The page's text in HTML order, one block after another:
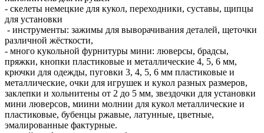
- скелеты немецкие для кукол, переходники, суставы, щипцы
для установки
- инструменты: зажимы для выворачивания деталей, щеточки
различной жёсткости,
- много кукольной фурнитуры мини: люверсы, брадсы,
пряжки, кнопки пластиковые и металлические 4, 5, 6 мм,
крючки для одежды, пуговки 3, 4, 5, 6 мм пластиковые и
металлические, очки для игрушек и кукол разных размеров,
заклепки и хольнитены от 2 до 5 мм, звездочки для установки
мини люверсов, миини молнии для кукол металлические и
пластиковые, бубенцы ржавые, латунные, цветные,
эмалированные фактурные.